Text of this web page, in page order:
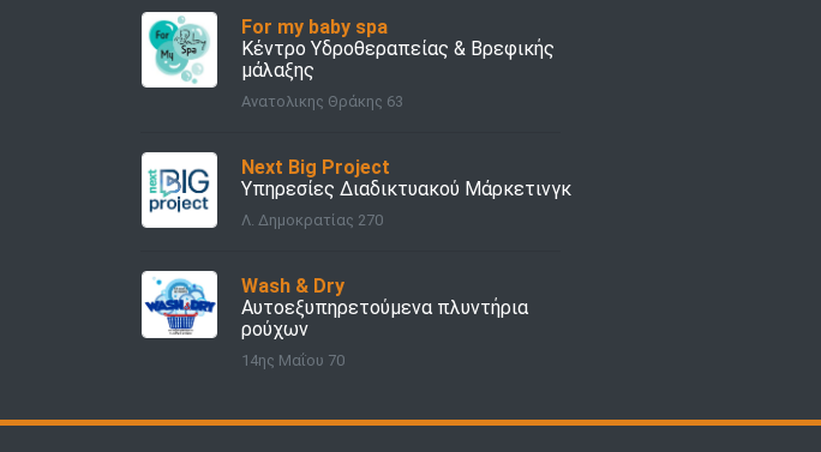
For my baby spa
Kέντρο Υδροθεραπείας & Βρεφικής
μάλαξης
Ανατολικης Θράκης 63
Next Big Project
Υπηρεσίες Διαδικτυακού Μάρκετινγκ
Λ. Δημοκρατίας 270
Wash & Dry
Αυτοεξυπηρετούμενα πλυντήρια
ρούχων
14ης Μαΐου 70